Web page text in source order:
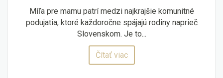
Míľa pre mamu patrí medzi najkrajšie komunitné
podujatia, ktoré každoročne spájajú rodiny naprieč
Slovenskom. Je to...
Čítať viac